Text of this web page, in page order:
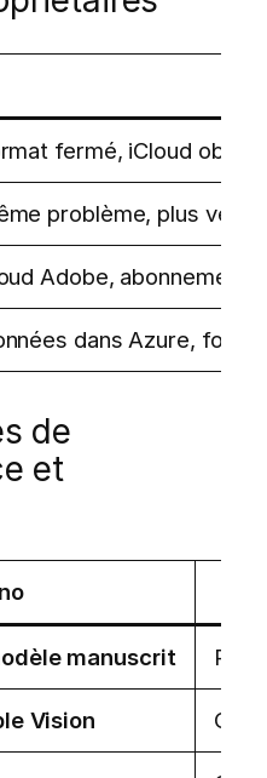
fermé, iCloud
problème, plus
Adobe, abonnement,
dans Azure,
de
et
manuscrit
Vision